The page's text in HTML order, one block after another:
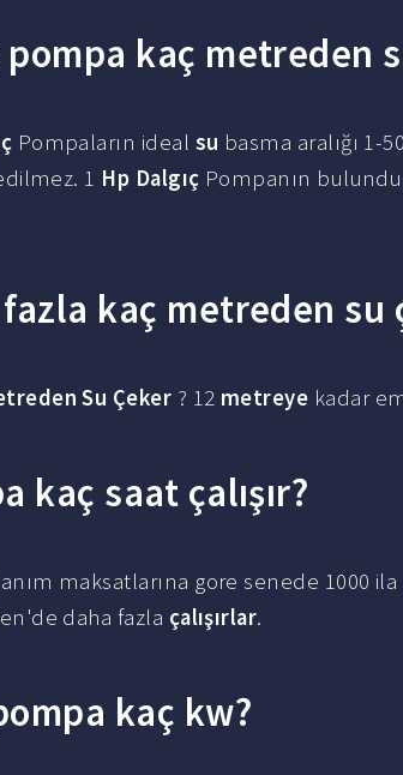
pompa kaç metreden
Pompaların ideal su basma aralığı 1-50
1 Hp Dalgıç Pompanın
kaç metreden su
Su Çeker ? 12 metreye kadar
kaç saat çalışır?
maksatlarına gore senede 1000
daha fazla çalışırlar.
kaç kw?